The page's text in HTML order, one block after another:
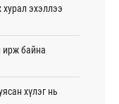
эхэллээ
ирж байна
хүлэг нь